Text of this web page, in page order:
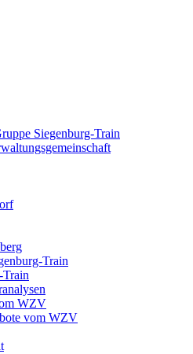
Siegenburg-Train
Train
WZV
vom WZV